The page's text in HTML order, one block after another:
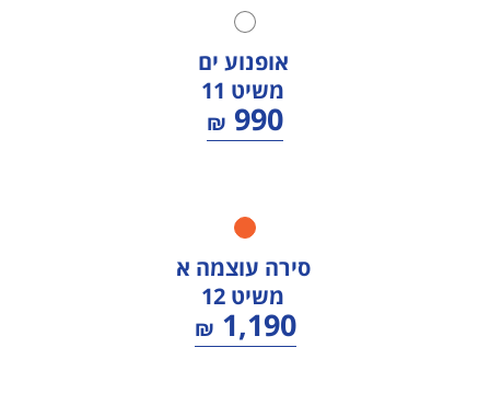
אופנוע ים
משיט 11
990
₪
סירה עוצמה א
משיט 12
1,190
₪